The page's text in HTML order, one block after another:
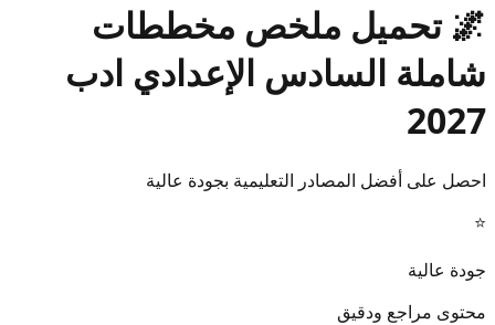
🌌 تحميل ملخص مخططات
شاملة السادس الإعدادي ادب
2027
احصل على أفضل المصادر التعليمية بجودة عالية
⭐
جودة عالية
محتوى مراجع ودقيق